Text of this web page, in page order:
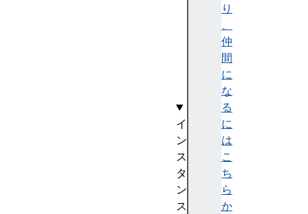
り
、
仲
間
に
な
る
に
は
こ
ち
ら
か
イ
ン
ス
タ
ン
ス